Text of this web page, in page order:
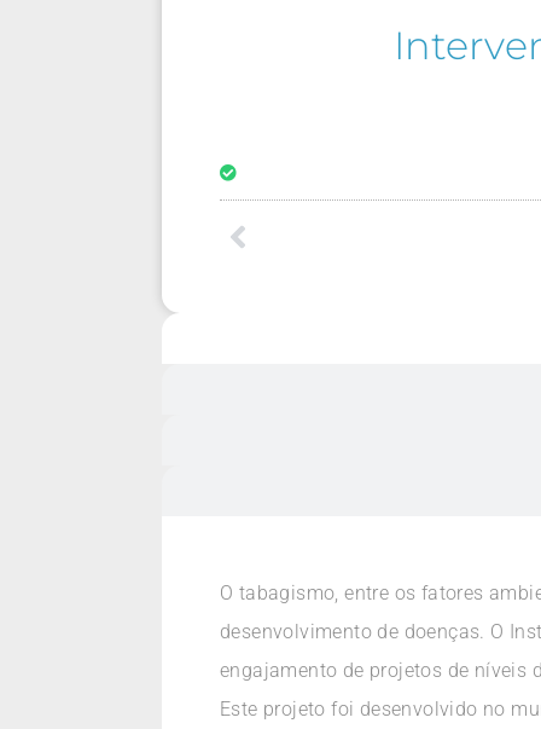
O tabagismo, entre os fatores
desenvolvimento de doenças. O
engajamento de projetos de níveis
Este projeto foi desenvolvido no